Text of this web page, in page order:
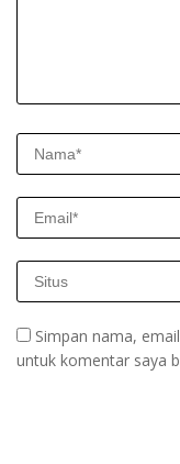
Simpan nama,
untuk komentar saya